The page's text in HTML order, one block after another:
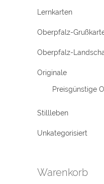
Lernkarten
Oberpfalz-
Oberpfalz-
Originale
Preisgünstige
Stillleben
Unkategorisiert
Warenkorb